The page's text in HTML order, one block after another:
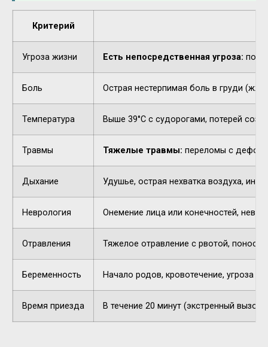
Критерий
Угроза жизни Есть непосредственная угроза:
Боль Острая нестерпимая боль в груди
Температура Выше 39°C с судорогами, потерей
Травмы Тяжелые травмы: переломы с
Дыхание Удушье, острая нехватка воздуха,
Неврология Онемение лица или конечностей,
Отравления Тяжелое отравление с рвотой,
Беременность Начало родов, кровотечение, угроза
Время приезда В течение 20 минут (экстренный вызов).